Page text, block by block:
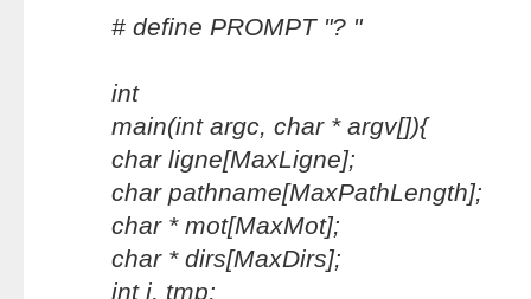
# define PROMPT "? "
int
main(int argc, char * argv[]){
char ligne[MaxLigne];
char pathname[MaxPathLength];
char * mot[MaxMot];
char * dirs[MaxDirs];
int i, tmp;